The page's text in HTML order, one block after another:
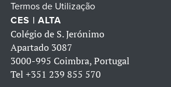
Termos de Utilização
CES | ALTA
Colégio de S. Jerónimo
Apartado 3087
3000-995 Coimbra, Portugal
Tel +351 239 855 570